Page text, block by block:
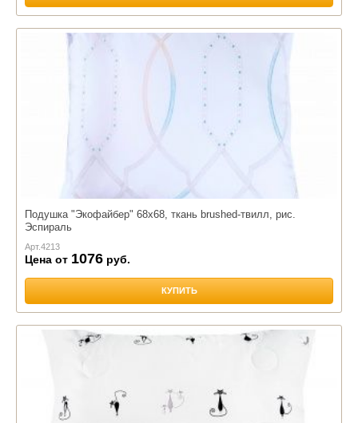
Подушка "Экофайбер" 68х68, ткань brushed-твилл, рис.
Эспираль
Арт.4213
Цена от 1076 руб.
КУПИТЬ